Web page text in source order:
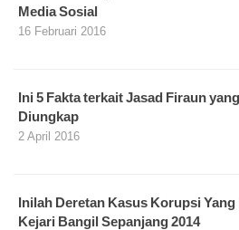
Media Sosial
16 Februari 2016
Ini 5 Fakta terkait Jasad Firaun
Diungkap
2 April 2016
Inilah Deretan Kasus Korupsi
Kejari Bangil Sepanjang 2014